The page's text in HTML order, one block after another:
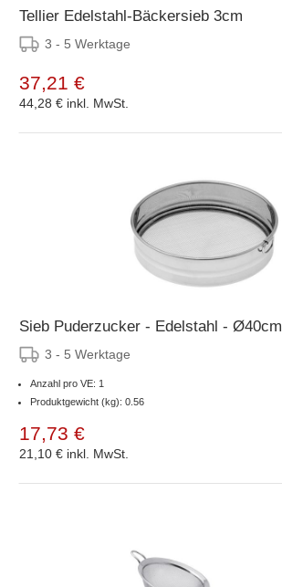
Tellier Edelstahl-Bäckersieb 3cm
3 - 5 Werktage
37,21 €
44,28 € inkl. MwSt.
Sieb Puderzucker - Edelstahl -
3 - 5 Werktage
Anzahl pro VE: 1
Produktgewicht (kg): 0.56
17,73 €
21,10 € inkl. MwSt.